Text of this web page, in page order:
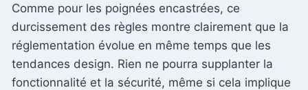
Comme pour les poignées encastrées, ce
durcissement des règles montre clairement que la
réglementation évolue en même temps que les
tendances design. Rien ne pourra supplanter la
fonctionnalité et la sécurité, même si cela implique